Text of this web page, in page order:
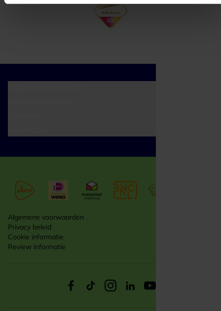
Algemene voorwaarden
Privacy beleid
Cookie informatie
Review informatie